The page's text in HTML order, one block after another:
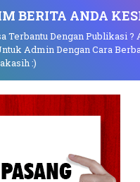
BERITA ANDA
Terbantu Dengan Publikasi
Admin Dengan Cara
:)